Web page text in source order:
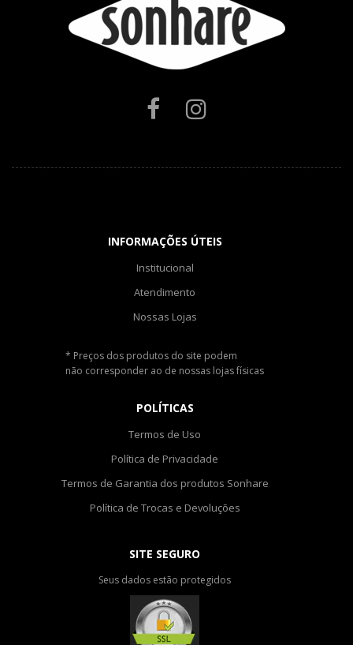
INFORMAÇÕES ÚTEIS
Institucional
Atendimento
Nossas Lojas
* Preços dos produtos do site podem
não corresponder ao de nossas lojas físicas
POLÍTICAS
Termos de Uso
Política de Privacidade
Termos de Garantia dos produtos Sonhare
Política de Trocas e Devoluções
SITE SEGURO
Seus dados estão protegidos